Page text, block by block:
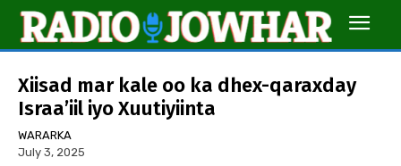
Xiisad mar kale oo ka dhex-qaraxday
Israa’iil iyo Xuutiyiinta
WARARKA
July 3, 2025